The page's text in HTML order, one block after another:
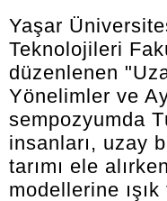
Yaşar
Teknolojileri
düzenlenen
Yönelimler ve
sempozyumda
insanları, uzay
tarımı ele
modellerine